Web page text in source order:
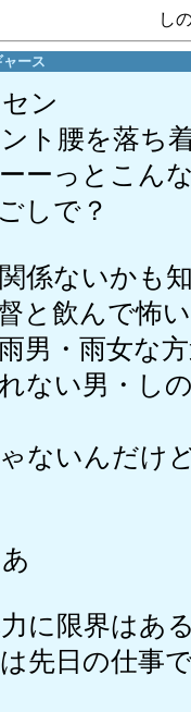
し
ャース
ン
ト腰を落ち
ーーっとこん
しで？
係ないかも
と飲んで怖
男・雨女な
れない男・し
ないんだ
に限界はあ
先日の仕事